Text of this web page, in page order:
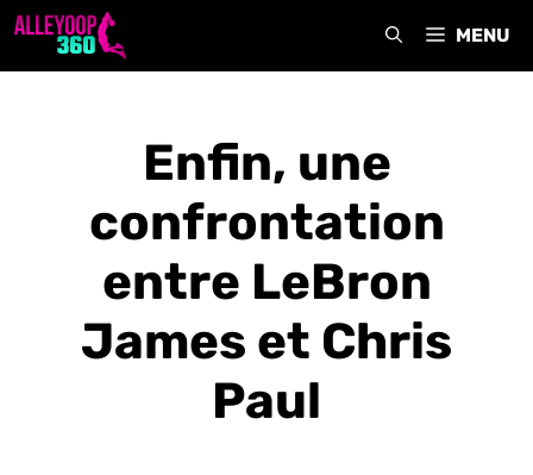
Aller
MENU
Enfin, une
confrontation
entre LeBron
James et Chris
Paul